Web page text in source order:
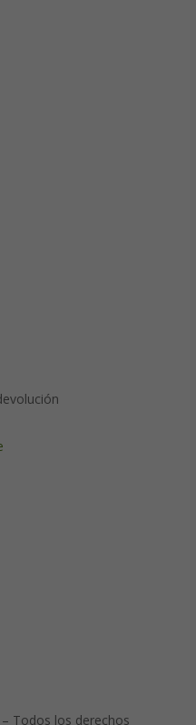
Todos los derechos